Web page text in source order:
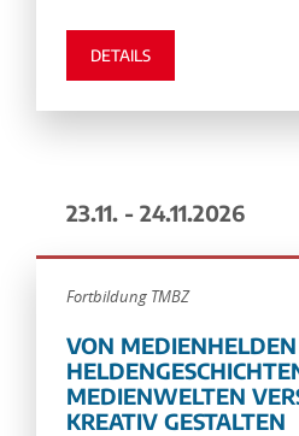
DETAILS
23.11. - 24.11.2026
Fortbildung TMBZ
VON
MEDIENWELTEN
KREATIV GESTALTEN